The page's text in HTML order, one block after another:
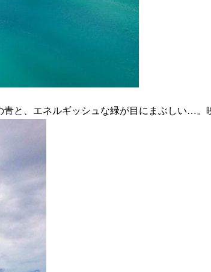
と、エネルギッシュな緑が目にまぶしい…。